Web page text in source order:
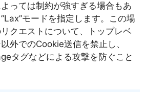
っては制約が強すぎる場合もあ
モードを指定します。この場
クエストについて、トップレベ
外でのCookie送信を禁止し、
タグなどによる攻撃を防ぐこと